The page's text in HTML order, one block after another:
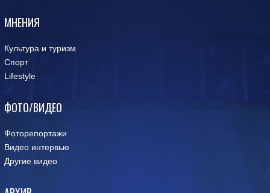
МНЕНИЯ
Культура и туризм
Спорт
Lifestyle
ФОТО/ВИДЕО
Фоторепортажи
Видео интервью
Другие видео